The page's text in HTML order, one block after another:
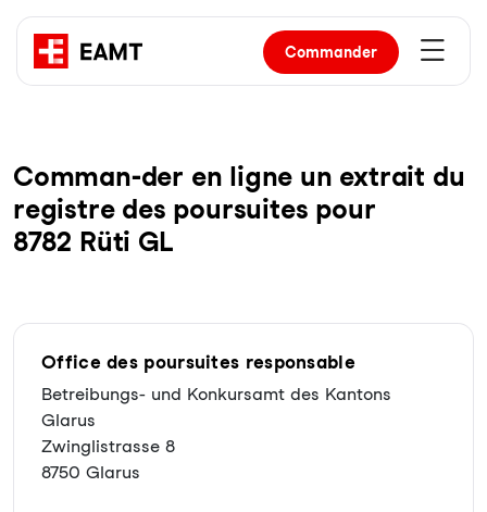
Commander
Com­man-der en li­gne un ex­trait du
re­gist­re des pour­sui­tes pour
8782 Rüti GL
Office des poursuites responsable
Betreibungs- und Konkursamt des Kantons
Glarus
Zwinglistrasse 8
8750 Glarus